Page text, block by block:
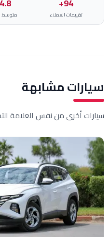
4.8
متوسط التقييم
مشابهة
من نفس العلامة التجارية